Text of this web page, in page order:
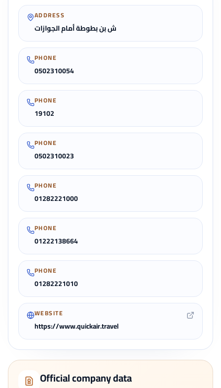
ADDRESS
ش بن بطوطة أمام الجوازات
PHONE
0502310054
PHONE
19102
PHONE
0502310023
PHONE
01282221000
PHONE
01222138664
PHONE
01282221010
WEBSITE
https://www.quickair.travel
Official company data